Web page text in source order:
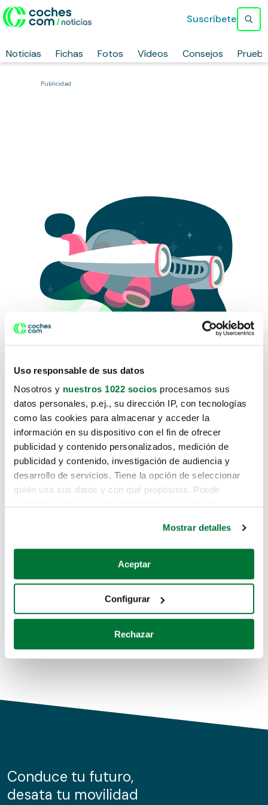
Uso responsable de sus datos
Nosotros y nuestros 1022 socios procesamos sus
datos personales, p.ej., su dirección IP, con tecnologías
como las cookies para almacenar y acceder la
información en su dispositivo con el fin de ofrecer
publicidad y contenido personalizados, medición de
publicidad y contenido, investigación de audiencia y
desarrollo de servicios. Tiene la opción de seleccionar
quién usa sus datos y con qué propósitos. Puede
Si lo permite, también quisiéramos:
Recopilar información sobre su ubicación geográfica
Identificar su dispositivo analizándolo activamente
para buscar características específicas (huellas
Obtenga más información sobre cómo se procesan sus
de cookies.
información sobre el uso que haga del sitio web con
nuestros partners de redes sociales, publicidad y análisis
Mostrar detalles
Aceptar
Configurar
Rechazar
Noticias Fichas Fotos Vídeos Consejos
Suscríbete
Publicidad
Lo sentimos, no sabemos como
te hemos traido hasta aquí.
Pero puedes encontrar el coche que estás
buscando en alguno de estos enlaces:
Coches de segunda mano
Coches de km0
Conduce tu futuro,
desata tu movilidad